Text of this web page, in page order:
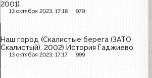
2001)
13 октября 2023, 17:18 979
Наш город (Скалистые берега (ЗАТО
Скалистый), 2002) История Гаджиево
13 октября 2023, 17:17 999